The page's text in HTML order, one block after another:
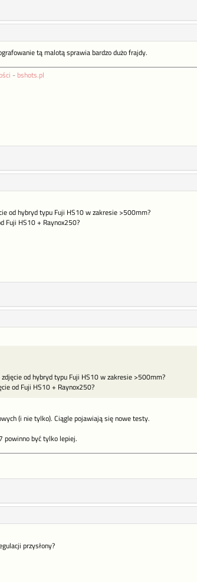
tą malotą sprawia bardzo dużo frajdy.
- bshots.pl
od hybryd typu Fuji HS10 w zakresie >500mm?
Fuji HS10 + Raynox250?
od hybryd typu Fuji HS10 w zakresie >500mm?
od Fuji HS10 + Raynox250?
(i nie tylko). Ciągle pojawiają się nowe testy.
powinno być tylko lepiej.
przysłony?